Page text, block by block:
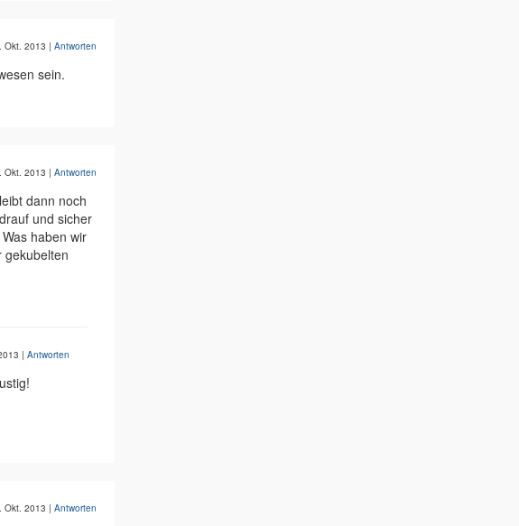
Okt. 2013 | Antworten
sein.
Okt. 2013 | Antworten
dann noch
und sicher
haben wir
gekubelten
| Antworten
Okt. 2013 | Antworten